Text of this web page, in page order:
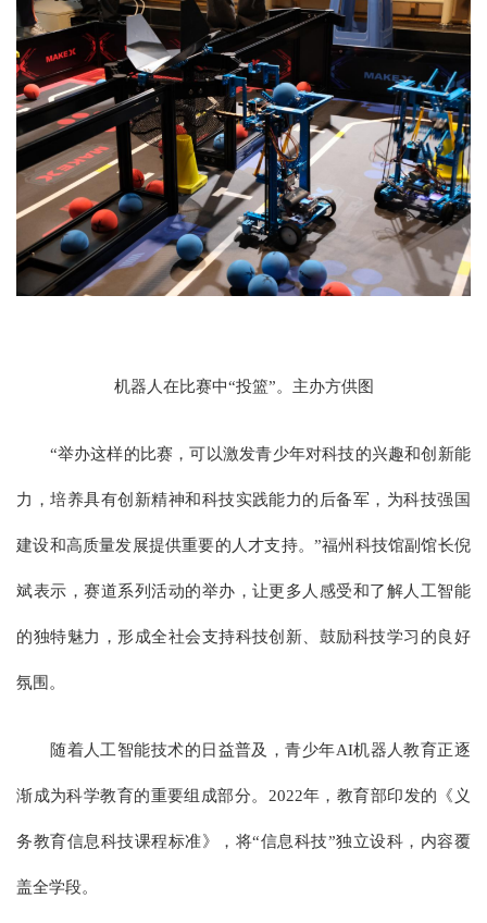
机器人在比赛中“投篮”。主办方供图
“举办这样的比赛，可以激发青少年对科技的兴趣和创新能
力，培养具有创新精神和科技实践能力的后备军，为科技强国
建设和高质量发展提供重要的人才支持。”福州科技馆副馆长倪
斌表示，赛道系列活动的举办，让更多人感受和了解人工智能
的独特魅力，形成全社会支持科技创新、鼓励科技学习的良好
氛围。
随着人工智能技术的日益普及，青少年AI机器人教育正逐
渐成为科学教育的重要组成部分。2022年，教育部印发的《义
务教育信息科技课程标准》，将“信息科技”独立设科，内容覆
盖全学段。